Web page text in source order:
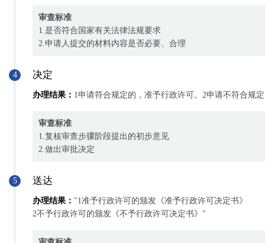
审查标准
1.是否符合国家有关法律法规要求
2.申请人提交的材料内容是否必要、合理
4 决定
办理结果： 1申请符合规定的，准予行政许可。2申请不符合规
审查标准
1.复核审查步骤阶段提出的初步意见
2.做出审批决定
5 送达
办理结果： "1准予行政许可的颁发《准予行政许可决定书》
2不予行政许可的颁发《不予行政许可决定书》"